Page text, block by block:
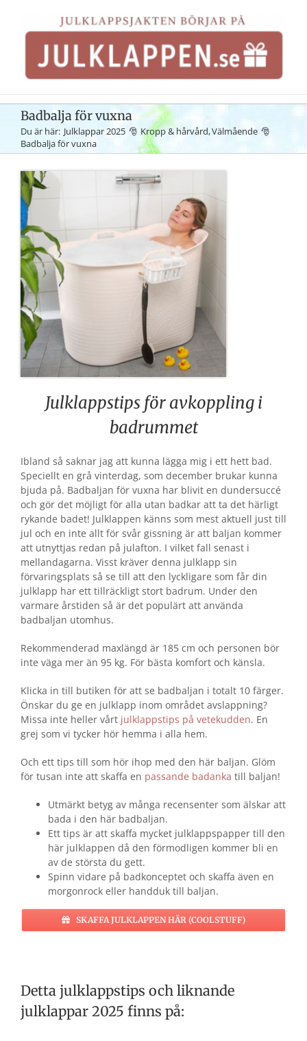
innehållet
Badbalja för vuxna
Du är här: Julklappar 2025 Kropp & hårvård Välmående
Badbalja för vuxna
Julklappstips för avkoppling i
badrummet
Ibland så saknar jag att kunna lägga mig i ett hett bad.
Speciellt en grå vinterdag, som december brukar kunna
bjuda på. Badbaljan för vuxna har blivit en dundersuccé
och gör det möjligt för alla utan badkar att ta det härligt
rykande badet! Julklappen känns som mest aktuell just till
jul och en inte allt för svår gissning är att baljan kommer
att utnyttjas redan på julafton. I vilket fall senast i
mellandagarna. Visst kräver denna julklapp sin
förvaringsplats så se till att den lyckligare som får din
julklapp har ett tillräckligt stort badrum. Under den
varmare årstiden så är det populärt att använda
badbaljan utomhus.
Rekommenderad maxlängd är 185 cm och personen bör
inte väga mer än 95 kg. För bästa komfort och känsla.
Klicka in till butiken för att se badbaljan i totalt 10 färger.
Önskar du ge en julklapp inom området avslappning?
Missa inte heller vårt julklappstips på vetekudden. En
grej som vi tycker hör hemma i alla hem.
Och ett tips till som hör ihop med den här baljan. Glöm
för tusan inte att skaffa en passande badanka till baljan!
Utmärkt betyg av många recensenter som älskar att
bada i den här badbaljan.
Ett tips är att skaffa mycket julklappspapper till den
här julklappen då den förmodligen kommer bli en
av de största du gett.
Spinn vidare på badkonceptet och skaffa även en
morgonrock eller handduk till baljan.
SKAFFA JULKLAPPEN HÄR (COOLSTUFF)
Detta julklappstips och liknande
julklappar 2025 finns på: